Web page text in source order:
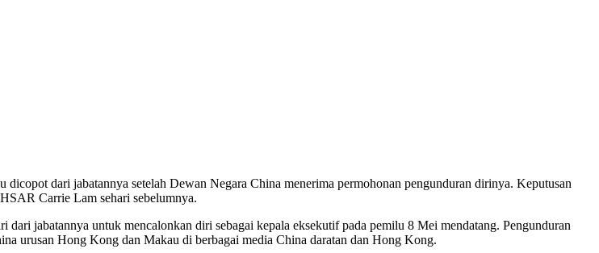
dari jabatannya setelah Dewan Negara China menerima permohonan pengunduran dirinya. Keputusan
Carrie Lam sehari sebelumnya.
dari jabatannya untuk mencalonkan diri sebagai kepala eksekutif pada pemilu 8 Mei mendatang. Pengunduran
urusan Hong Kong dan Makau di berbagai media China daratan dan Hong Kong.